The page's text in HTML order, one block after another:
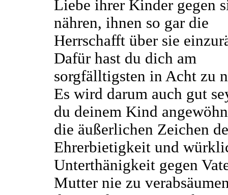
Liebe ihrer Kinder gegen
nähren, ihnen so gar die
Herrschafft über sie
Dafür hast du dich am
sorgfälltigsten in Acht zu
Es wird darum auch gut
du deinem Kind
die äußerlichen Zeichen
Ehrerbietigkeit und
Unterthänigkeit gegen
Mutter nie zu